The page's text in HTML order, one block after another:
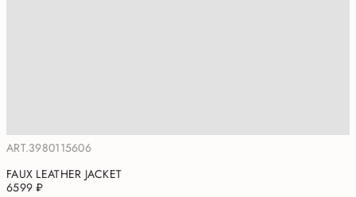
ART.3980115606
FAUX LEATHER JACKET
6599 ₽